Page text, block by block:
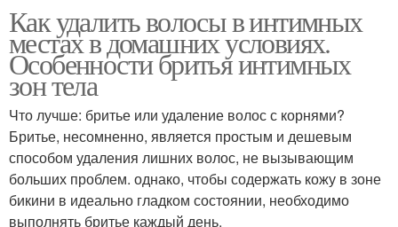
Как удалить волосы в интимных
местах в домашних условиях.
Особенности бритья интимных
зон тела
Что лучше: бритье или удаление волос с корнями?
Бритье, несомненно, является простым и дешевым
способом удаления лишних волос, не вызывающим
больших проблем. однако, чтобы содержать кожу в зоне
бикини в идеально гладком состоянии, необходимо
выполнять бритье каждый день.